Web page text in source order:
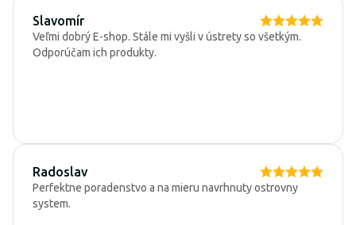
Slavomír
Veľmi dobrý E-shop. Stále mi vyšli v ústrety so všetkým.
Odporúčam ich produkty.
Radoslav
Perfektne poradenstvo a na mieru navrhnuty ostrovny
system.